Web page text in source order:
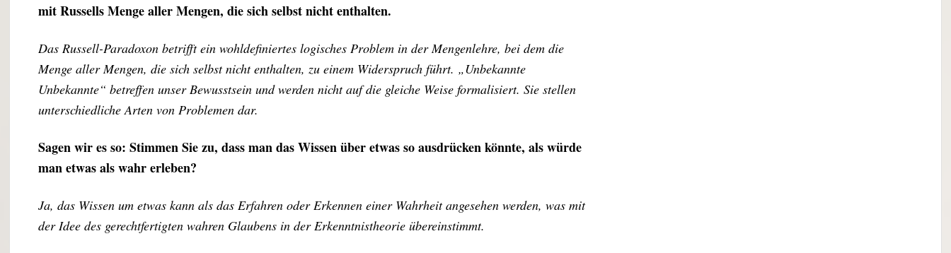
mit Russells Menge aller Mengen, die sich selbst nicht enthalten.
Das Russell-Paradoxon betrifft ein wohldefiniertes logisches Problem in der Mengenlehre, bei dem die
Menge aller Mengen, die sich selbst nicht enthalten, zu einem Widerspruch führt. „Unbekannte
Unbekannte“ betreffen unser Bewusstsein und werden nicht auf die gleiche Weise formalisiert. Sie stellen
unterschiedliche Arten von Problemen dar.
Sagen wir es so: Stimmen Sie zu, dass man das Wissen über etwas so ausdrücken könnte, als würde
man etwas als wahr erleben?
Ja, das Wissen um etwas kann als das Erfahren oder Erkennen einer Wahrheit angesehen werden, was mit
der Idee des gerechtfertigten wahren Glaubens in der Erkenntnistheorie übereinstimmt.